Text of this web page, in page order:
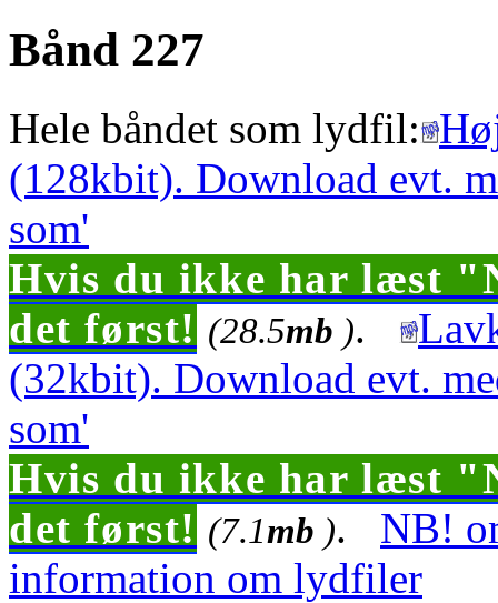
Bånd 227
Hele båndet som lydfil:
(128kbit). Download evt.
som'
Hvis du ikke har læst
det først! (28.5mb ).
(32kbit). Download evt.
som'
Hvis du ikke har læst
det først! (7.1mb ). NB!
information om lydfiler